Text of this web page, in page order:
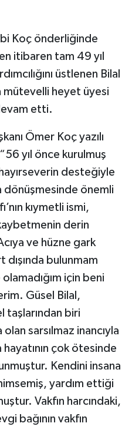
Koç önderliğinde
itibaren tam 49 yıl
üstlenen Bilal
mütevelli heyet üyesi
etti.
Ömer Koç yazılı
yıl önce kurulmuş
desteğiyle
dönüşmesinde önemli
kıymetli ismi,
derin
ve hüzne gark
bulunmam
için beni
Güsel Bilal,
taşlarından biri
sarsılmaz inancıyla
çok ötesinde
Kendini insana
yardım ettiği
Vakfın harcındaki,
bağının vakfın